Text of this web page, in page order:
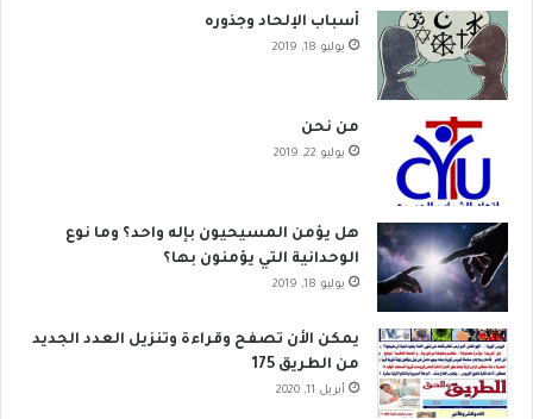
أسباب الإلحاد وجذوره
يوليو 18, 2019
من نحن
يوليو 22, 2019
هل يؤمن المسيحيون بإله واحد؟ وما نوع
الوحدانية التي يؤمنون بها؟
يوليو 18, 2019
يمكن الأن تصفح وقراءة وتنزيل العدد الجديد
من الطريق 175
أبريل 11, 2020